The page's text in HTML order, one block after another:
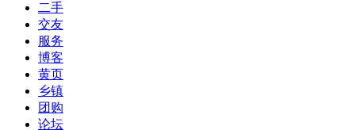
二手
交友
服务
博客
黄页
乡镇
团购
论坛